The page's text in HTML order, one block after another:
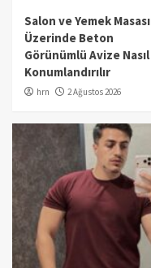
Salon ve Yemek Masası
Üzerinde Beton
Görünümlü Avize Nasıl
Konumlandırılır
hrn 2 Ağustos 2026